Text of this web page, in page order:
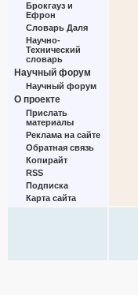
Брокгауз и
Ефрон
Словарь Даля
Научно-
Технический
словарь
Научный форум
Научный форум
О проекте
Прислать
материалы
Реклама на сайте
Обратная связь
Копирайт
RSS
Подписка
Карта сайта